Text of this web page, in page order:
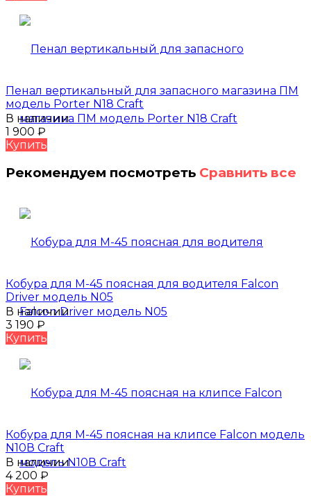
Пенал вертикальный для запасного магазина ПМ
модель Porter N18 Craft
В наличии
1 900 ₽
Купить
Рекомендуем посмотреть Сравнить все
Кобура для М-45 поясная для водителя Falcon
Driver модель N05
В наличии
3 190 ₽
Купить
Кобура для М-45 поясная на клипсе Falcon модель
N10В Craft
В наличии
4 200 ₽
Купить